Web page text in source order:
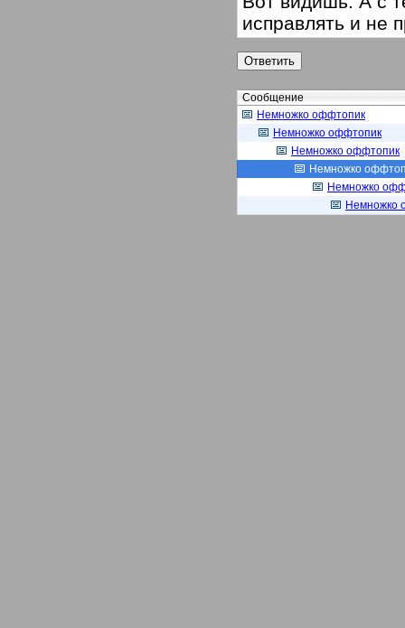
исправлять и не
Сообщение
Немножко оффтопик
Немножко оффтопик
Немножко оффтопик
Немножко
Немножко
Немножко